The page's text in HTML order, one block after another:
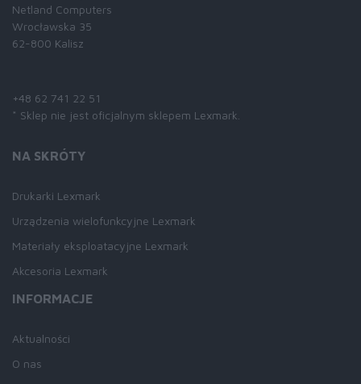
Netland Computers
Wrocławska 35
62-800 Kalisz
+48 62 741 22 51
* Sklep nie jest oficjalnym sklepem Lexmark.
NA SKRÓTY
Drukarki Lexmark
Urządzenia wielofunkcyjne Lexmark
Materiały eksploatacyjne Lexmark
Akcesoria Lexmark
INFORMACJE
Aktualności
O nas